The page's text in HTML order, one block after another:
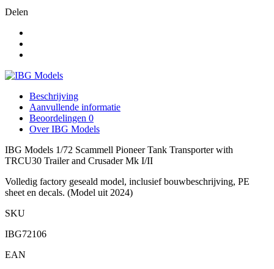
Transporter
Crusader
Mk
I/II
aantal
Delen
Beschrijving
Aanvullende informatie
Beoordelingen 0
Over IBG Models
IBG Models 1/72 Scammell Pioneer Tank Transporter with
TRCU30 Trailer and Crusader Mk I/II
Volledig factory geseald model, inclusief bouwbeschrijving, PE
sheet en decals. (Model uit 2024)
SKU
IBG72106
EAN